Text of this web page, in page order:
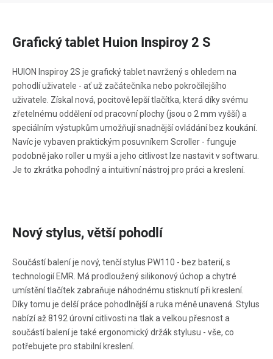
Grafický tablet Huion Inspiroy 2 S
HUION Inspiroy 2S je grafický tablet navržený s ohledem na
pohodlí uživatele - ať už začátečníka nebo pokročilejšího
uživatele. Získal nová, pocitově lepší tlačítka, která díky svému
zřetelnému oddělení od pracovní plochy (jsou o 2 mm vyšší) a
speciálním výstupkům umožňují snadnější ovládání bez koukání.
Navíc je vybaven praktickým posuvníkem Scroller - funguje
podobně jako roller u myši a jeho citlivost lze nastavit v softwaru.
Je to zkrátka pohodlný a intuitivní nástroj pro práci a kreslení.
Nový stylus, větší pohodlí
Součástí balení je nový, tenčí stylus PW110 - bez baterií, s
technologií EMR. Má prodloužený silikonový úchop a chytré
umístění tlačítek zabraňuje náhodnému stisknutí při kreslení.
Díky tomu je delší práce pohodlnější a ruka méně unavená. Stylus
nabízí až 8192 úrovní citlivosti na tlak a velkou přesnost a
součástí balení je také ergonomický držák stylusu - vše, co
potřebujete pro stabilní kreslení.